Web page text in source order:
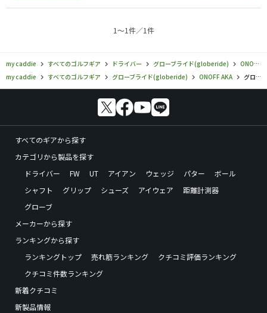
1〜1件／1件
my caddie すべてのゴルフギア ドライバー グローブライド(globeride)
ONOFF AKA
my caddie
すべてのゴルフギア グローブライド(globeride) ONOFF AKA グローブライド／ONOFF AKA／オノフ AKA ドライバー（2018）の口コミ評価一覧
すべてのギアから探す
カテゴリから製品を探す
ドライバー
FW UT アイアン ウェッジ パター
ボール
シャフト
グリップ シューズ アイウェア
距離計測器
グローブ
メーカーから探す
ランキングから探す
ランキングトップ
売れ筋ランキング
クチコミ評価ランキング
クチコミ件数ランキング
新着クチコミ
新製品情報